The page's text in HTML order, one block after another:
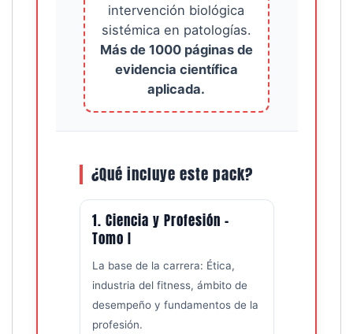
intervención biológica
sistémica en patologías.
Más de 1000 páginas de
evidencia científica
aplicada.
¿Qué incluye este pack?
1. Ciencia y Profesión –
Tomo I
La base de la carrera: Ética,
industria del fitness, ámbito de
desempeño y fundamentos de la
profesión.